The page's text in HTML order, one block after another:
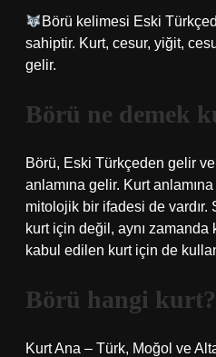
Börü kelimesi Eski
sahiptir. Kurt, cesur, yiğit,
gelir.
Börü ne demek
Börü, Eski Türkçeden gelir
anlamına gelir. Kurt
mitolojik bir ifadesi de vardır.
kurt için değil, aynı zamanda
kabul edilen kurt için de
Börü hangi kurt?
Kurt Ana – Türk, Moğol ve